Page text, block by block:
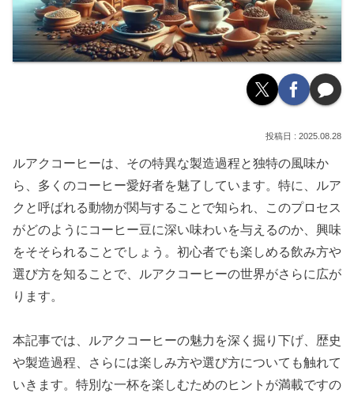
2025.08.28
ルアクコーヒーは、その特異な製造過程と独特の風味か
ら、多くのコーヒー愛好者を魅了しています。特に、ルア
クと呼ばれる動物が関与することで知られ、このプロセス
がどのようにコーヒー豆に深い味わいを与えるのか、興味
をそそられることでしょう。初心者でも楽しめる飲み方や
選び方を知ることで、ルアクコーヒーの世界がさらに広が
ります。
本記事では、ルアクコーヒーの魅力を深く掘り下げ、歴史
や製造過程、さらには楽しみ方や選び方についても触れて
いきます。特別な一杯を楽しむためのヒントが満載ですの